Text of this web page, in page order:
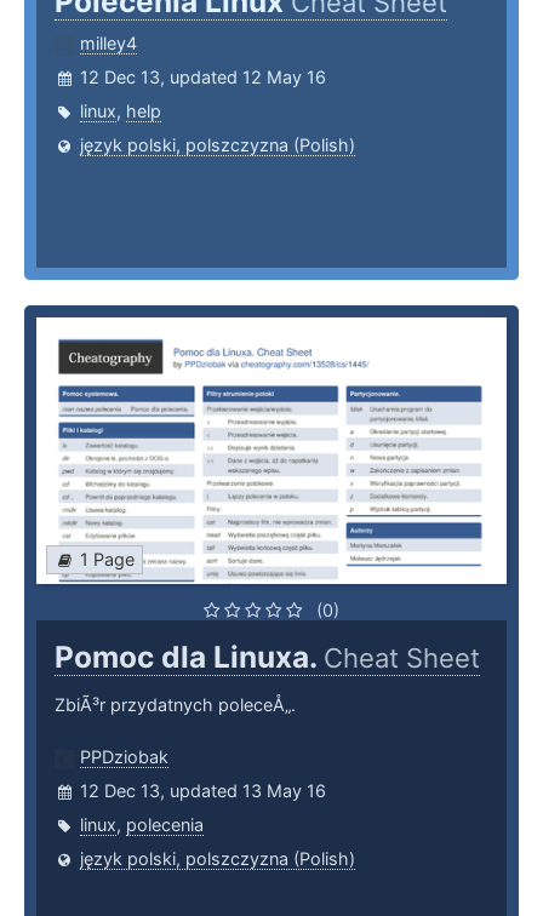
milley4
12 Dec 13, updated 12 May 16
linux, help
język polski, polszczyzna (Polish)
1 Page
(0)
Pomoc dla Linuxa. Cheat Sheet
ZbiÃ³r przydatnych poleceÅ„.
PPDziobak
12 Dec 13, updated 13 May 16
linux, polecenia
język polski, polszczyzna (Polish)